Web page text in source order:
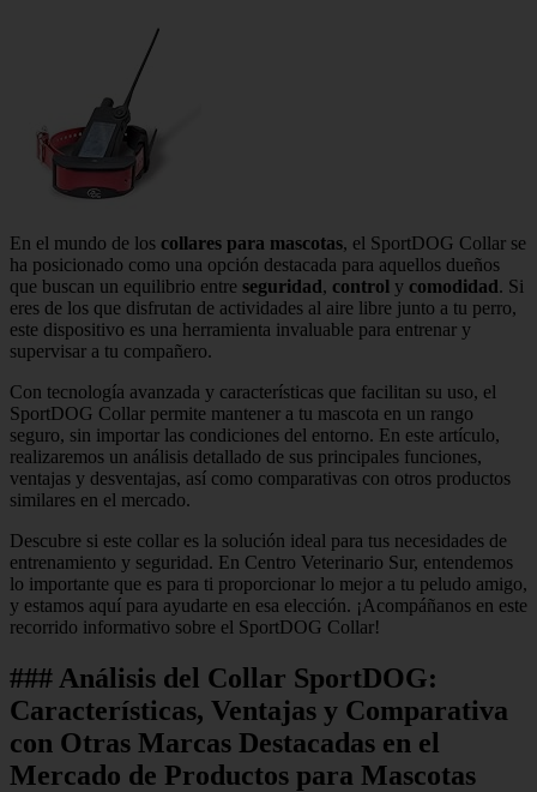
En el mundo de los collares para mascotas, el SportDOG Collar se
ha posicionado como una opción destacada para aquellos dueños
que buscan un equilibrio entre seguridad, control y comodidad. Si
eres de los que disfrutan de actividades al aire libre junto a tu perro,
este dispositivo es una herramienta invaluable para entrenar y
supervisar a tu compañero.
Con tecnología avanzada y características que facilitan su uso, el
SportDOG Collar permite mantener a tu mascota en un rango
seguro, sin importar las condiciones del entorno. En este artículo,
realizaremos un análisis detallado de sus principales funciones,
ventajas y desventajas, así como comparativas con otros productos
similares en el mercado.
Descubre si este collar es la solución ideal para tus necesidades de
entrenamiento y seguridad. En Centro Veterinario Sur, entendemos
lo importante que es para ti proporcionar lo mejor a tu peludo amigo,
y estamos aquí para ayudarte en esa elección. ¡Acompáñanos en este
recorrido informativo sobre el SportDOG Collar!
### Análisis del Collar SportDOG:
Características, Ventajas y Comparativa
con Otras Marcas Destacadas en el
Mercado de Productos para Mascotas